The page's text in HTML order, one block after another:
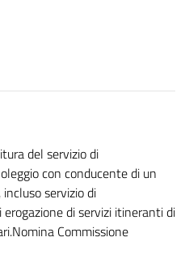
del servizio di
con conducente di un
servizio di
di servizi itineranti di
Commissione